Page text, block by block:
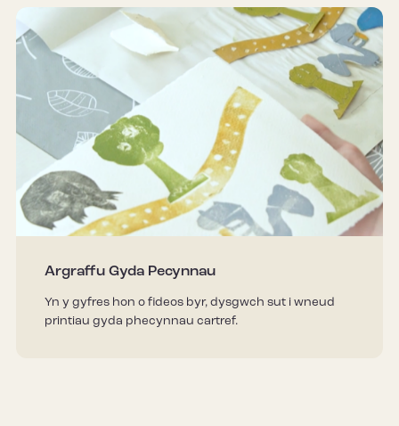
Argraffu Gyda Pecynnau
Yn y gyfres hon o fideos byr, dysgwch sut i wneud
printiau gyda phecynnau cartref.